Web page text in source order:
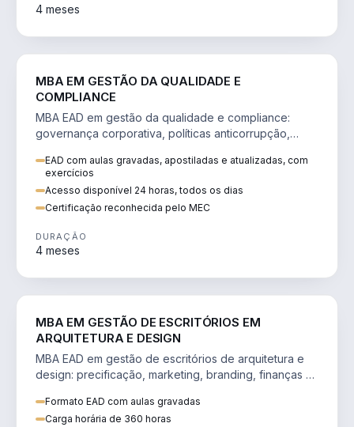
4 meses
MBA EM GESTÃO DA QUALIDADE E
COMPLIANCE
MBA EAD em gestão da qualidade e compliance:
governança corporativa, políticas anticorrupção,
EAD com aulas gravadas, apostiladas e atualizadas, com
exercícios
Acesso disponível 24 horas, todos os dias
Certificação reconhecida pelo MEC
DURAÇÃO
4 meses
MBA EM GESTÃO DE ESCRITÓRIOS EM
ARQUITETURA E DESIGN
MBA EAD em gestão de escritórios de arquitetura e
design: precificação, marketing, branding, finanças e
Formato EAD com aulas gravadas
Carga horária de 360 horas